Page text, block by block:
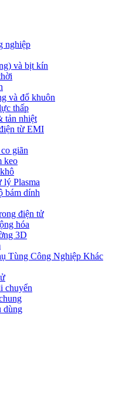
nghiệp
và bịt kín
và đổ khuôn
thấp
tản nhiệt
từ EMI
giãn
keo
lý Plasma
bám dính
điện tử
hóa
3D
Tùng Công Nghiệp Khác
chuyển
dùng